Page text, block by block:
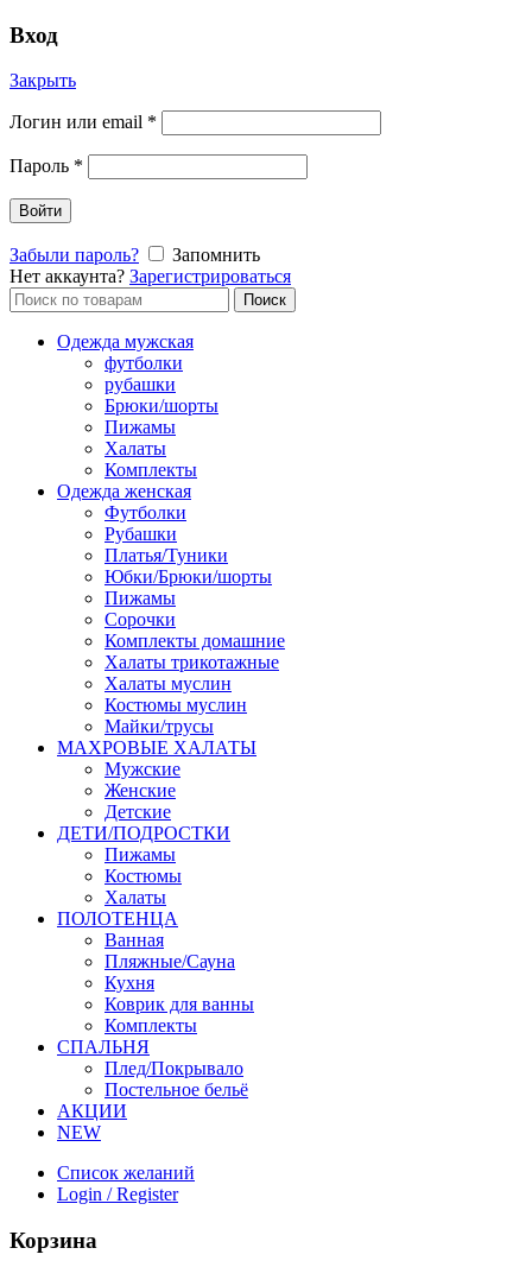
Вход
Закрыть
Логин или email *
Пароль *
Войти
Забыли пароль?
Запомнить
Нет аккаунта? Зарегистрироваться
Поиск
по:
Поиск
Одежда мужская
футболки
рубашки
Брюки/шорты
Пижамы
Халаты
Комплекты
Одежда женская
Футболки
Рубашки
Платья/Туники
Юбки/Брюки/шорты
Пижамы
Сорочки
Комплекты домашние
Халаты трикотажные
Халаты муслин
Костюмы муслин
Майки/трусы
МАХРОВЫЕ ХАЛАТЫ
Мужские
Женские
Детские
ДЕТИ/ПОДРОСТКИ
Пижамы
Костюмы
Халаты
ПОЛОТЕНЦА
Ванная
Пляжные/Сауна
Кухня
Коврик для ванны
Комплекты
СПАЛЬНЯ
Плед/Покрывало
Постельное бельё
АКЦИИ
NEW
Список желаний
Login / Register
Корзина